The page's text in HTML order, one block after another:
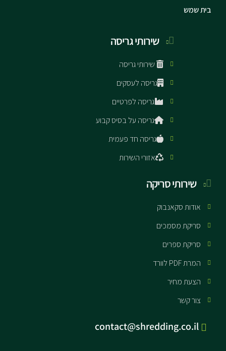
בית שמש
שירותי גריסה
שירותי גריסה
גריסה לעסקים
גריסה לפרטיים
גריסה על בסיס קבוע
גריסה חד פעמית
אזורי השירות
שירותי סריקה
אודות סקאנבוק
סריקת מסמכים
סריקת ספרים
המרת PDF לוורד
הצעת מחיר
צור קשר